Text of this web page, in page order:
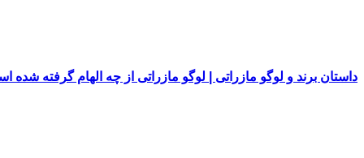
داستان برند و لوگو مازراتی | لوگو مازراتی از چه الهام گرفته شده